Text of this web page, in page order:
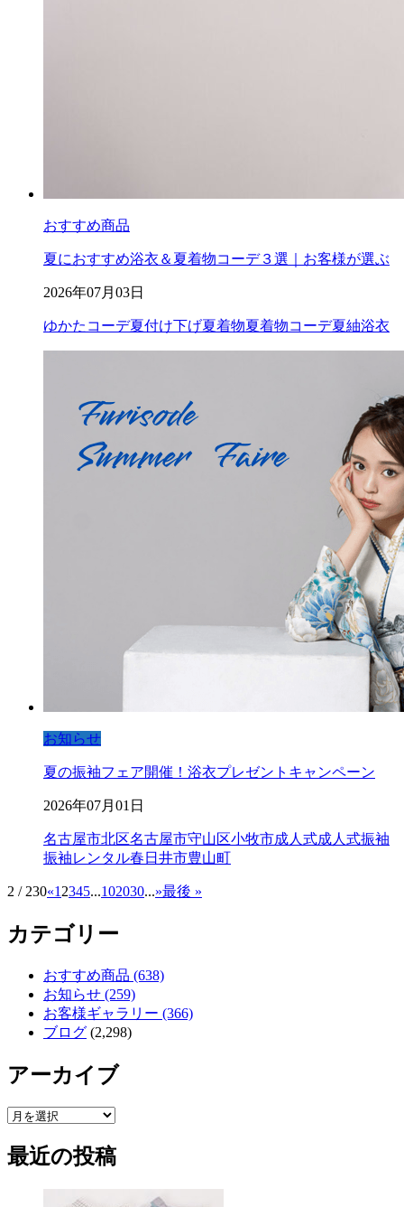
おすすめ商品
夏におすすめ浴衣＆夏着物コーデ３選｜お客様が選ぶ
2026年07月03日
ゆかたコーデ夏付け下げ夏着物夏着物コーデ夏紬浴衣
お知らせ
夏の振袖フェア開催！浴衣プレゼントキャンペーン
2026年07月01日
名古屋市北区名古屋市守山区小牧市成人式成人式振袖
振袖レンタル春日井市豊山町
2 / 230«1 2345...102030...»最後 »
カテゴリー
おすすめ商品 (638)
お知らせ (259)
お客様ギャラリー (366)
ブログ (2,298)
アーカイブ
ア
カ
イ
最近の投稿